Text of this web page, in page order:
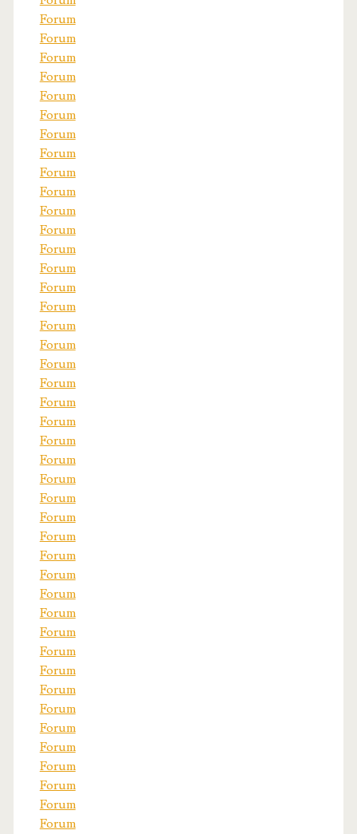
Forum
Forum
Forum
Forum
Forum
Forum
Forum
Forum
Forum
Forum
Forum
Forum
Forum
Forum
Forum
Forum
Forum
Forum
Forum
Forum
Forum
Forum
Forum
Forum
Forum
Forum
Forum
Forum
Forum
Forum
Forum
Forum
Forum
Forum
Forum
Forum
Forum
Forum
Forum
Forum
Forum
Forum
Forum